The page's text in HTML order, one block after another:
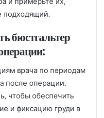
подходящий.
бюстгальтер
врача по периодам
после операции.
чтобы обеспечить
и фиксацию груди в